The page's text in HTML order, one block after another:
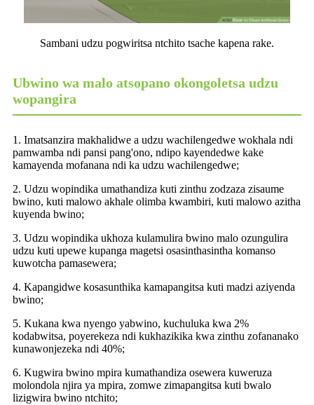
Sambani udzu pogwiritsa ntchito tsache kapena rake.
Ubwino wa malo atsopano okongoletsa udzu
wopangira
1. Imatsanzira makhalidwe a udzu wachilengedwe wokhala ndi
pamwamba ndi pansi pang'ono, ndipo kayendedwe kake
kamayenda mofanana ndi ka udzu wachilengedwe;
2. Udzu wopindika umathandiza kuti zinthu zodzaza zisaume
bwino, kuti malowo akhale olimba kwambiri, kuti malowo azitha
kuyenda bwino;
3. Udzu wopindika ukhoza kulamulira bwino malo ozungulira
udzu kuti upewe kupanga magetsi osasinthasintha komanso
kuwotcha pamasewera;
4. Kapangidwe kosasunthika kamapangitsa kuti madzi aziyenda
bwino;
5. Kukana kwa nyengo yabwino, kuchuluka kwa 2%
kodabwitsa, poyerekeza ndi kukhazikika kwa zinthu zofananako
kunawonjezeka ndi 40%;
6. Kugwira bwino mpira kumathandiza osewera kuweruza
molondola njira ya mpira, zomwe zimapangitsa kuti bwalo
lizigwira bwino ntchito;